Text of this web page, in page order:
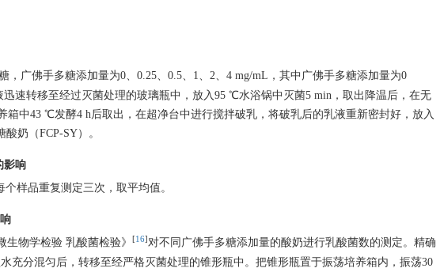
，广佛手多糖添加量为0、0.25、0.5、1、2、4 mg/mL，其中广佛手多糖添加量为0
速转移至经过灭菌处理的玻璃瓶中，放入95 ℃水浴锅中灭菌5 min，取出降温后，在无
箱中43 ℃发酵4 h后取出，在超净台中进行搅拌破乳，将破乳后的乳液重新密封好，放入
奶（FCP-SY）。
影响
样品重复测定三次，取平均值。
生物学检验 乳酸菌检验》
[16]对不同广佛手多糖添加量的酸奶进行乳酸菌数的测定。精确
充分混匀后，转移至经严格灭菌处理的锥形瓶中。把锥形瓶置于振荡培养箱内，振荡30